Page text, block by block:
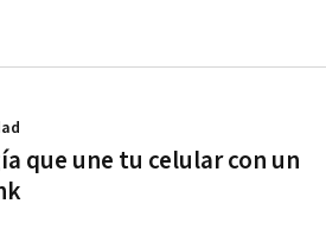
que une tu celular con un